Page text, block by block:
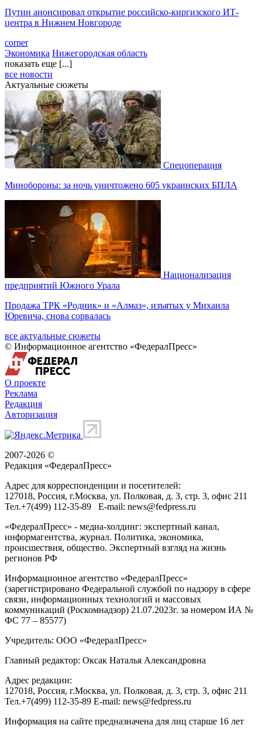
Путин анонсировал открытие российско-киргизского ИТ-
центра в Нижнем Новгороде
corner
Экономика Нижегородская область
показать еще [...]
все новости
Актуальные сюжеты
Спецоперация
Минобороны: за ночь уничтожено 605 украинских БПЛА
Национализация
предприятий Южного Урала
Продажа ТРК «Родник» и «Алмаз», изъятых у Михаила
Юревича, снова сорвалась
все актуальные сюжеты
© Информационное агентство «ФедералПресс»
О проекте
Реклама
Редакция
Авторизация
2007-2026 ©
Редакция «ФедералПресс»
Адрес для корреспонденции и посетителей:
127018, Россия, г.Москва, ул. Полковая, д. 3, стр. 3, офис 211
Тел.+7(499) 112-35-89 E-mail: news@fedpress.ru
«ФедералПресс» - медиа-холдинг: экспертный канал,
информагентства, журнал. Политика, экономика,
происшествия, общество. Экспертный взгляд на жизнь
регионов РФ
Информационное агентство «ФедералПресс»
(зарегистрировано Федеральной службой по надзору в сфере
связи, информационных технологий и массовых
коммуникаций (Роскомнадзор) 21.07.2023г. за номером ИА №
ФС 77 – 85577)
Учредитель: ООО «ФедералПресс»
Главный редактор: Оксак Наталья Александровна
Адрес редакции:
127018, Россия, г.Москва, ул. Полковая, д. 3, стр. 3, офис 211
Тел.+7(499) 112-35-89 E-mail: news@fedpress.ru
Информация на сайте предназначена для лиц старше 16 лет